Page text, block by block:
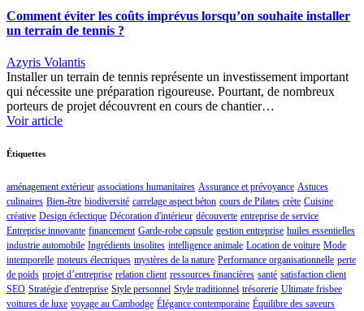
Comment éviter les coûts imprévus lorsqu’on souhaite installer
un terrain de tennis ?
Azyris Volantis
Installer un terrain de tennis représente un investissement important
qui nécessite une préparation rigoureuse. Pourtant, de nombreux
porteurs de projet découvrent en cours de chantier…
Voir article
Étiquettes
aménagement extérieur associations humanitaires Assurance et prévoyance Astuces
culinaires Bien-être biodiversité carrelage aspect béton cours de Pilates crète Cuisine
créative Design éclectique Décoration d'intérieur découverte entreprise de service
Entreprise innovante financement Garde-robe capsule gestion entreprise huiles essentielles
industrie automobile Ingrédients insolites intelligence animale Location de voiture Mode
intemporelle moteurs électriques mystères de la nature Performance organisationnelle perte
de poids projet d’entreprise relation client ressources financières santé satisfaction client
SEO Stratégie d'entreprise Style personnel Style traditionnel trésorerie Ultimate frisbee
voitures de luxe voyage au Cambodge Élégance contemporaine Équilibre des saveurs